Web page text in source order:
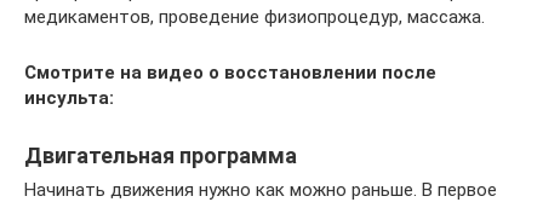
медикаментов, проведение физиопроцедур, массажа.
Смотрите на видео о восстановлении после
инсульта:
Двигательная программа
Начинать движения нужно как можно раньше. В первое